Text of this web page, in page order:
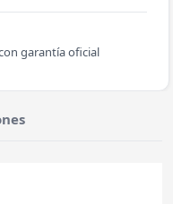
garantía oficial